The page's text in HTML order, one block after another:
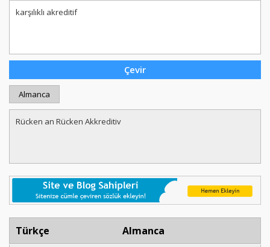
Almanca
Türkçe Almanca